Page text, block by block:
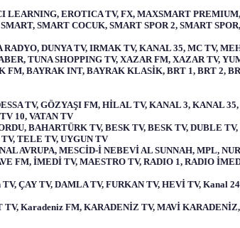
LEARNING, EROTICA TV, FX, MAXSMART
SMART COCUK, SMART SPOR 2, SMART
DUNYA TV, IRMAK TV, KANAL 35, MC TV,
TUNA SHOPPING TV, XAZAR FM, XAZAR TV,
FM, BAYRAK INT, BAYRAK KLASİK, BRT 1, BRT 2,
TV, GÖZYAŞI FM, HİLAL TV, KANAL 3, KANAL
10, VATAN TV
BAHARTÜRK TV, BESK TV, BESK TV, DUBLE
TELE TV, UYGUN TV
AVRUPA, MESCİD-İ NEBEVİ AL SUNNAH, MPL,
FM, İMEDİ TV, MAESTRO TV, RADIO 1, RADIO
ÇAY TV, DAMLA TV, FURKAN TV, HEVİ TV, Kanal
Karadeniz FM, KARADENİZ TV, MAVİ